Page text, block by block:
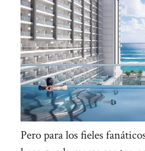
Pero para los fieles